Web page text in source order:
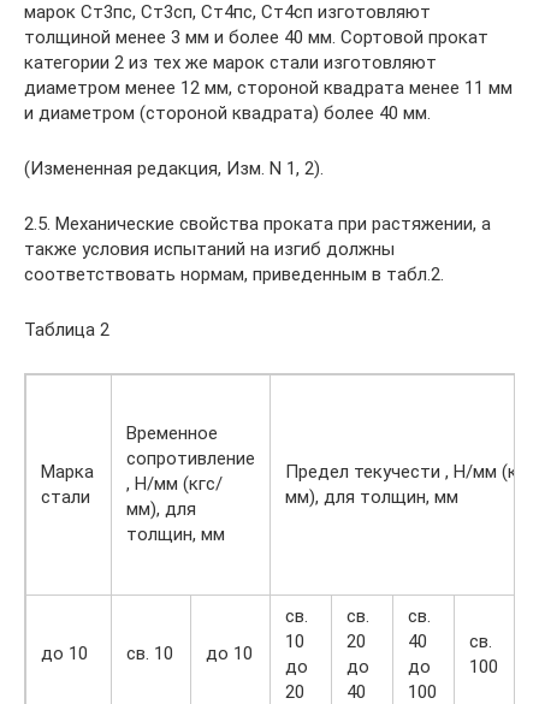
марок Ст3пс, Ст3сп, Ст4пс, Ст4сп изготовляют
толщиной менее 3 мм и более 40 мм. Сортовой прокат
категории 2 из тех же марок стали изготовляют
диаметром менее 12 мм, стороной квадрата менее 11 мм
и диаметром (стороной квадрата) более 40 мм.
(Измененная редакция, Изм. N 1, 2).
2.5. Механические свойства проката при растяжении, а
также условия испытаний на изгиб должны
соответствовать нормам, приведенным в табл.2.
Таблица 2
Марка
стали
Временное
сопротивление
, Н/мм (кгс/
мм), для
толщин, мм
Предел текучести , Н/мм
мм), для толщин, мм
до 10 св. 10 до 10
св.
10
до
20
св.
20
до
40
св.
40
до
100
св.
100